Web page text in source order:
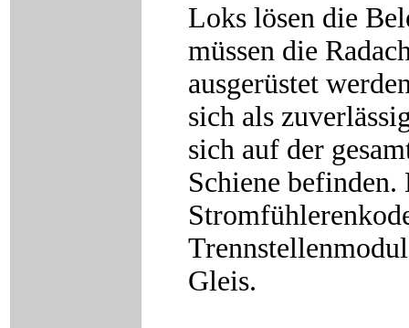
Loks lösen die
müssen die
ausgerüstet
sich als
sich auf der
Schiene
Gleis.